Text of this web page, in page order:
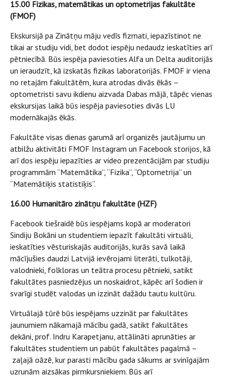
15.00 Fizikas, matemātikas un optometrijas fakultāte
(FMOF)
Ekskursijā pa Zinātņu māju vedīs fizmati, iepazīstinot ne
tikai ar studiju vidi, bet dodot iespēju nedaudz ieskatīties arī
pētniecībā. Būs iespēja paviesoties Alfa un Delta auditorijās
un ieraudzīt, kā izskatās fizikas laboratorijās. FMOF ir viena
no retajām fakultātēm, kura atrodas divās ēkās –
optometristi savu ikdienu aizvada Dabas mājā, tāpēc vienas
ekskursijas laikā būs iespēja paviesoties divās LU
modernākajās ēkās.
Fakultāte visas dienas garumā arī organizēs jautājumu un
atbilžu aktivitāti FMOF Instagram un Facebook storijos, kā
arī dos iespēju iepazīties ar video prezentācijām par studiju
programmām “Matemātika”, “Fizika”, “Optometrija” un
“Matemātiķis statistiķis”.
16.00 Humanitāro zinātņu fakultāte (HZF)
Facebook tiešraidē būs iespējams kopā ar moderatori
Sindiju Bokāni un studentiem iepazīt fakultāti virtuāli,
ieskatīties vēsturiskajās auditorijās, kurās savā laikā
mācījušies daudzi Latvijā ievērojami literāti, tulkotāji,
valodnieki, folkloras un teātra procesu pētnieki, satikt
fakultātes pasniedzējus un noskaidrot, kāpēc arī šodien ir
svarīgi studēt valodas un izzināt dažādu tautu kultūru.
Virtuālajā tūrē būs iespējams uzzināt par fakultātes
jaunumiem nākamajā mācību gadā, satikt fakultātes
dekāni, prof. Indru Karapetjanu, attālināti aprunāties ar
fakultātes studentiem un pabūt fakultātes pagalmā –
zaļajā oāzē, kur parasti mācību gada sākums ar svinīgajām
uzrunām aizsākas pirmkursniekiem. Būs arī